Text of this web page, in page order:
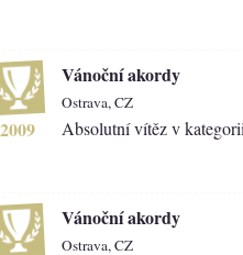
2009
Vánoční akordy
Ostrava, CZ
Absolutní vítěz v
Vánoční akordy
Ostrava, CZ